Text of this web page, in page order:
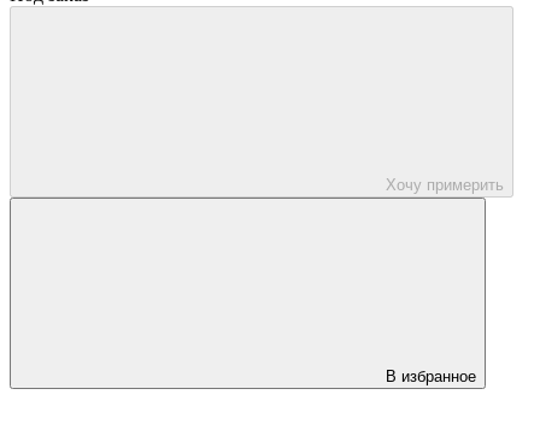
Хочу примерить
В избранное